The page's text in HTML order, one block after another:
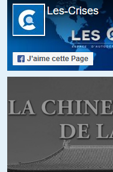
weilan//
Je vous conseille de
les 12 heures:
Les comparaisons
colonne « décès/
Ce qui donne 2,0 pour
1,0 à Singapour et 4,0
Il ressort de ces chiffres